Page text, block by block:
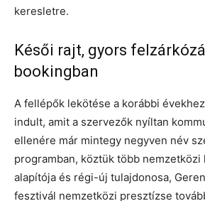
keresletre.
Késői rajt, gyors
bookingban
A fellépők lekötése a korábbi
indult, amit a szervezők nyíltan
ellenére már mintegy negyven név
programban, köztük több nemzetközi
alapítója és régi-új tulajdonosa,
fesztivál nemzetközi presztízse